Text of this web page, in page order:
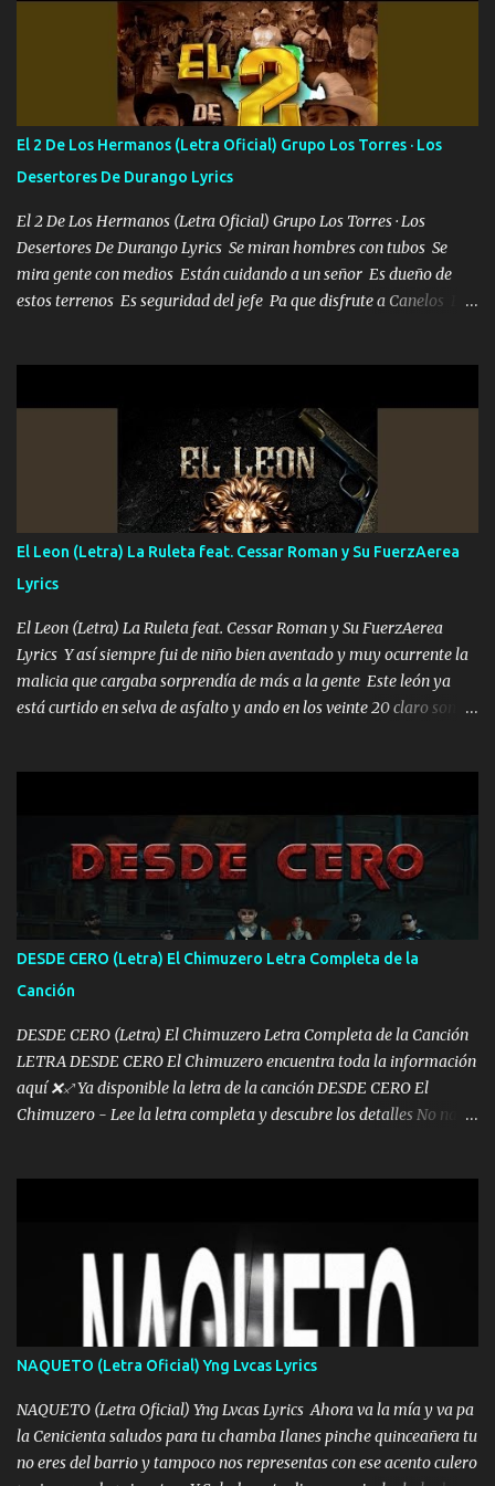
verme en las revistas Ya pasé Italia Japón Madrid Milán y también
Francia ropa de 100.000 bolas Louis vuitton es mi fragancia
repleta de presidentes la bolsa estoy en mi pic si no se han dado
cuenta chequeen gráficas del kitch
El 2 De Los Hermanos (Letra Oficial) Grupo Los Torres · Los
Desertores De Durango Lyrics
El 2 De Los Hermanos (Letra Oficial) Grupo Los Torres · Los
Desertores De Durango Lyrics Se miran hombres con tubos Se
mira gente con medios Están cuidando a un señor Es dueño de
estos terrenos Es seguridad del jefe Pa que disfrute a Canelos Es
ni tampoco las mujeres porque es platica de grandes por eso hay
que estar alegres doy las instrucciones para atender los deberes
Música Si es que salta algún problema de confianza tengo gente
ahí está el Hombre Cuarenta y también Pariente 7 arreglan
cualquier problema no más es cuestión que ordené NOS HACE
FALTA UN HERMANO DE CLAVE ERA EL 24 SIEMPRE FUE UN
HOMBRE VALIENTE POR ALGO M'URIÓ PELEAND0 SIEMPRE
VIO POR LA FAMILIA PARA QUE SIGA EL LEGADO Es el DOS de
los HERMANOS un cerebro inteligente y com...
El Leon (Letra) La Ruleta feat. Cessar Roman y Su FuerzAerea
Lyrics
El Leon (Letra) La Ruleta feat. Cessar Roman y Su FuerzAerea
Lyrics Y así siempre fui de niño bien aventado y muy ocurrente la
malicia que cargaba sorprendía de más a la gente Este león ya
está curtido en selva de asfalto y ando en los veinte 20 claro son
pa más pues hay charola les voy a dar hasta topar pues no hay de
otra Música Surcando bien mi camino voy por mi línea no veo a
los lados aquel que no corre vuela no se me duerm voy chicoteado
Ya pasé varias hazañas ya tienen rato que me agarran el colmillo
de este León los estatales no sé esperaron Al tiro esta la PrimiZa
también la nueve que cargo al lado doy la mano al que su amigo y
al traicionero damos pa abajo Y No me paran aquí hay pa más
pues hay charola les voy a dar hasta topar pues no hay de otra...
DESDE CERO (Letra) El Chimuzero Letra Completa de la
Canción
DESDE CERO (Letra) El Chimuzero Letra Completa de la Canción
LETRA DESDE CERO El Chimuzero encuentra toda la información
aquí ❌♐ Ya disponible la letra de la canción DESDE CERO El
Chimuzero - Lee la letra completa y descubre los detalles No nací
❌ www.elnorteduro.com ❌ Yo No limito los Sueños , si no existe
Uno pues Hallamos Modos , Si me caigo me Levanto, Aprendo Del
Error Y me sacudo El Lodo ❌ www.elnorteduro.com ❌ El Dinero
No me falta Pero Tampoco me Estorba , Por Eso Manejo Todo
Bien Regido Por mis Normas . Aquí no Se Sufre de Ego vengo Desde
Abajo y me costó subir Fue Con Trabajo Y Esfuerzo, Nada es
Regalado Me Super Invertir A Mí lado Una Princesa que A pesar de
Todo Siempre a estado ahí . Hecho pa...
NAQUETO (Letra Oficial) Yng Lvcas Lyrics
NAQUETO (Letra Oficial) Yng Lvcas Lyrics Ahora va la mía y va pa
la Cenicienta saludos para tu chamba Ilanes pinche quinceañera tu
no eres del barrio y tampoco nos representas con ese acento culero